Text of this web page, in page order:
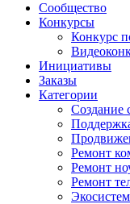
Сообщество
Конкурсы
Конкурс
Инициативы
Заказы
Категории
Создание
Ремонт
Ремонт
Ремонт